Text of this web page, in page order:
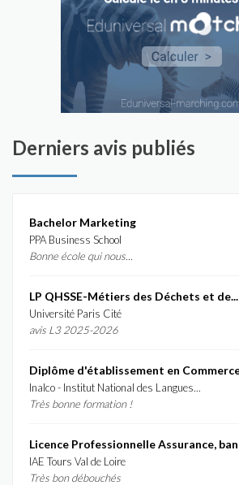
Derniers avis publiés
Bachelor Marketing
PPA Business School
Bonne école qui nous...
LP QHSSE-Métiers des Déchets et de...
Université Paris Cité
avis L3 2025-2026
Inalco - Institut National des Langues...
Très bonne formation !
IAE Tours Val de Loire
Très bon débouchés